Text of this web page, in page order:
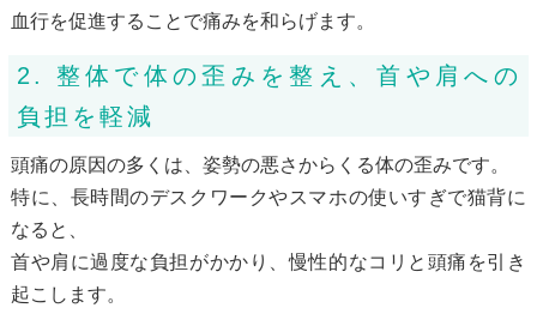
血行を促進することで痛みを和らげます。
2. 整体で体の歪みを整え、首や肩への
負担を軽減
頭痛の原因の多くは、姿勢の悪さからくる体の歪みです。
特に、長時間のデスクワークやスマホの使いすぎで猫背に
なると、
首や肩に過度な負担がかかり、慢性的なコリと頭痛を引き
起こします。